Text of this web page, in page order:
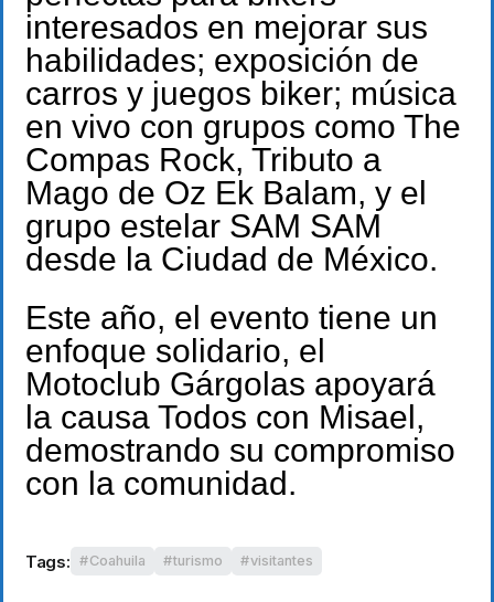
interesados en mejorar sus
habilidades; exposición de
carros y juegos biker; música
en vivo con grupos como The
Compas Rock, Tributo a
Mago de Oz Ek Balam, y el
grupo estelar SAM SAM
desde la Ciudad de México.
Este año, el evento tiene un
enfoque solidario, el
Motoclub Gárgolas apoyará
la causa Todos con Misael,
demostrando su compromiso
con la comunidad.
Tags: Coahuila turismo visitantes